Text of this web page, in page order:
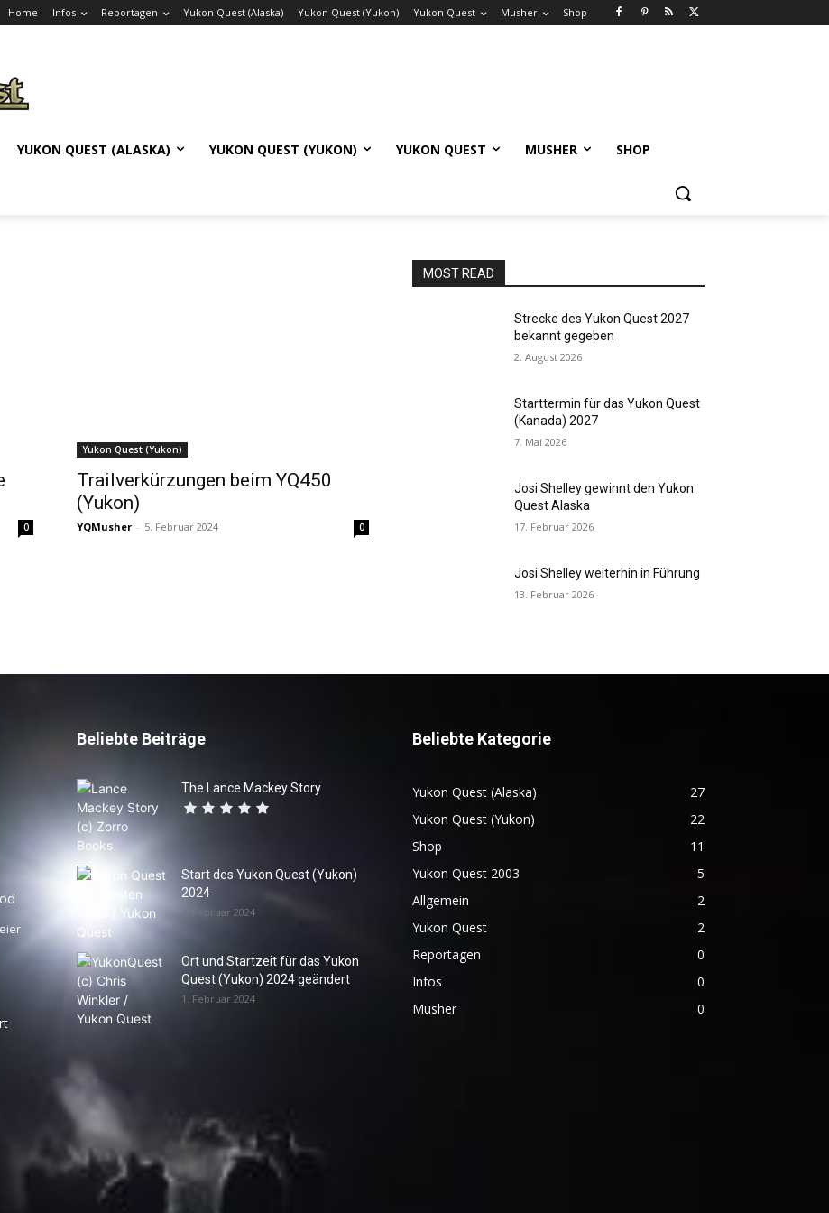
Home Infos Reportagen Yukon Quest (Alaska) Yukon Quest (Yukon) Yukon Quest Musher Shop
YUKON QUEST (ALASKA) YUKON QUEST (YUKON) YUKON QUEST MUSHER SHOP
0
Yukon Quest (Yukon)
Trailverkürzungen beim YQ450
(Yukon)
YQMusher - 5. Februar 2024 0
MOST READ
Strecke des Yukon Quest 2027
bekannt gegeben
2. August 2026
Starttermin für das Yukon Quest
(Kanada) 2027
7. Mai 2026
Josi Shelley gewinnt den Yukon
Quest Alaska
17. Februar 2026
Josi Shelley weiterhin in Führung
13. Februar 2026
Beliebte Beiträge
The Lance Mackey Story
Start des Yukon Quest (Yukon)
2024
4. Februar 2024
Ort und Startzeit für das Yukon
Quest (Yukon) 2024 geändert
1. Februar 2024
Beliebte Kategorie
Yukon Quest (Alaska)
27
Yukon Quest (Yukon)
22
Shop
11
Yukon Quest 2003
5
Allgemein
2
Yukon Quest
2
Reportagen
0
Infos
0
Musher
0